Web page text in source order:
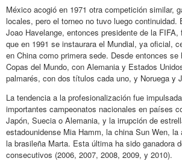
México acogió en 1971 otra competición similar,
locales, pero el torneo no tuvo luego continuidad.
Joao Havelange, entonces presidente de la FIFA,
que en 1991 se instaurara el Mundial, ya oficial,
en China como primera sede. Desde entonces se
Copas del Mundo, con Alemania y Estados
palmarés, con dos títulos cada uno, y Noruega y
La tendencia a la profesionalización fue
importantes campeonatos nacionales en países
Japón, Suecia o Alemania, y la irrupción de
estadounidense Mia Hamm, la china Sun Wen,
la brasileña Marta. Esta última ha sido ganadora
consecutivos (2006, 2007, 2008, 2009, y 2010).